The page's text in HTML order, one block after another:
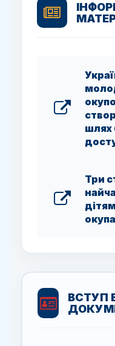
шлях
Три
ВСТУП